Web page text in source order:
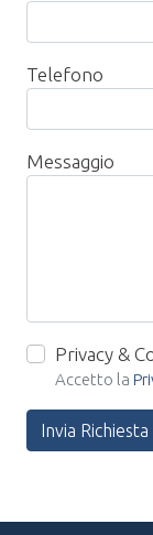
Telefono
Messaggio
Privacy &
Accetto la
Invia Richiesta